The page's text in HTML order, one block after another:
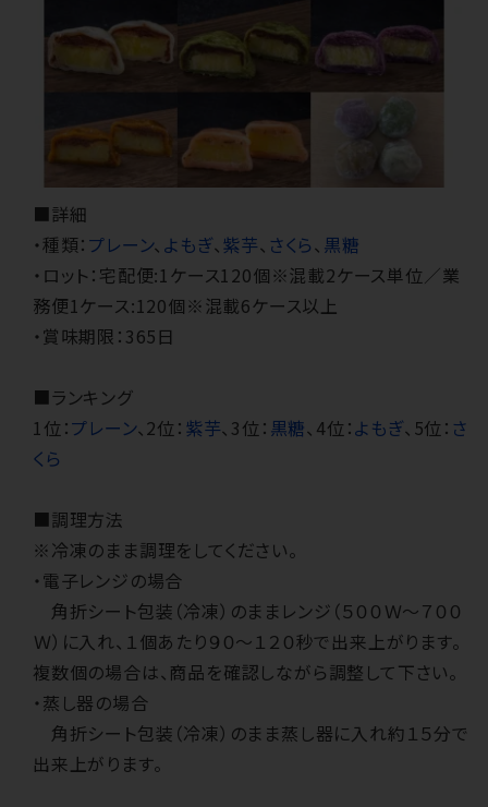
■詳細
・種類： プレーン、 よもぎ、紫芋、 さくら、 黒糖
・ロット：宅配便:1ケース120個※混載2ケース単位／業
務便1ケース:120個※混載6ケース以上
・賞味期限：365日
■ランキング
1位：プレーン、2位： 紫芋、3位： 黒糖、4位：よもぎ、5位： さ
くら
■調理方法
※冷凍のまま調理をしてください。
・電子レンジの場合
角折シート包装（冷凍）のままレンジ（５００Ｗ～７００
Ｗ）に入れ、１個あたり９０～１２０秒で出来上がります。
複数個の場合は、商品を確認しながら調整して下さい。
・蒸し器の場合
角折シート包装（冷凍）のまま蒸し器に入れ約１５分で
出来上がります。